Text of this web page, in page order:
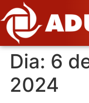
Dia: 6
2024